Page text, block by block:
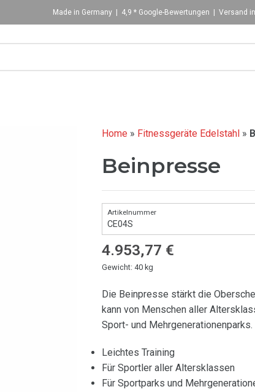
Made in Germany | 4,9 * Google-Bewertungen | Versand
Home » Fitnessgeräte Edelstahl »
Beinpresse
CE04S
4.953,77 €
Gewicht: 40 kg
Die Beinpresse stärkt die
kann von Menschen aller
Sport- und Mehrgenerationenparks.
Leichtes Training
Für Sportler aller Altersklassen
Für Sportparks und